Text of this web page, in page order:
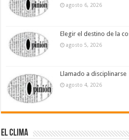
agosto 6, 2026
Elegir el destino de la
agosto 5, 2026
Llamado a disciplinarse
agosto 4, 2026
El Clima